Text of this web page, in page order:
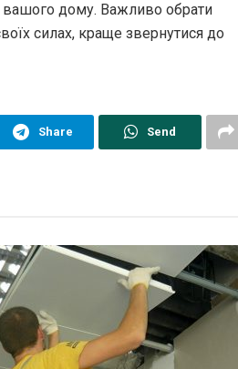
вашого дому. Важливо обрати
силах, краще звернутися до
Share Send